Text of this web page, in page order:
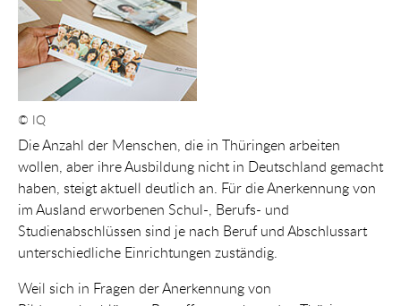
© IQ
Die Anzahl der Menschen, die in Thüringen arbeiten
wollen, aber ihre Ausbildung nicht in Deutschland gemacht
haben, steigt aktuell deutlich an. Für die Anerkennung von
im Ausland erworbenen Schul-, Berufs- und
Studienabschlüssen sind je nach Beruf und Abschlussart
unterschiedliche Einrichtungen zuständig.
Weil sich in Fragen der Anerkennung von